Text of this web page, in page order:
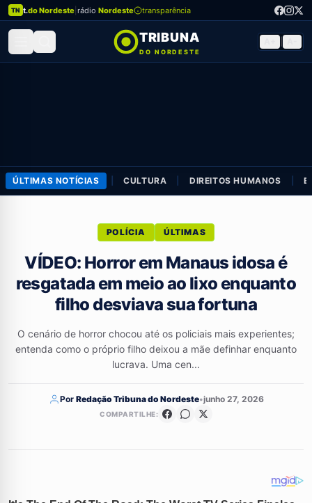
TN t.do Nordeste rádio Nordeste transparência
TRIBUNA
DO NORDESTE
ÚLTIMAS NOTÍCIAS CULTURA DIREITOS HUMANOS
POLÍCIA ÚLTIMAS
VÍDEO: Horror em Manaus idosa é
resgatada em meio ao lixo enquanto
filho desviava sua fortuna
O cenário de horror chocou até os policiais mais experientes;
entenda como o próprio filho deixou a mãe definhar enquanto
lucrava. Uma cen...
Por Redação Tribuna do Nordeste•junho 27, 2026
COMPARTILHE: